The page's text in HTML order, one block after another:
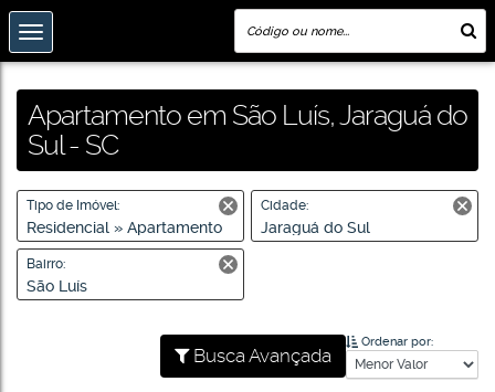
Apartamento em São Luís, Jaraguá do
Sul - SC
Tipo de Imóvel:
Residencial » Apartamento
Cidade:
Jaraguá do Sul
Bairro:
São Luís
Busca Avançada
Ordenar por: